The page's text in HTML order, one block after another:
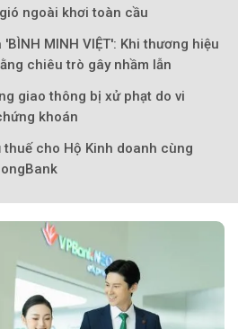
ngoài khơi toàn cầu
'BÌNH MINH VIỆT': Khi thương hiệu
chiêu trò gây nhầm lẫn
giao thông bị xử phạt do vi
khoán
cho Hộ Kinh doanh cùng